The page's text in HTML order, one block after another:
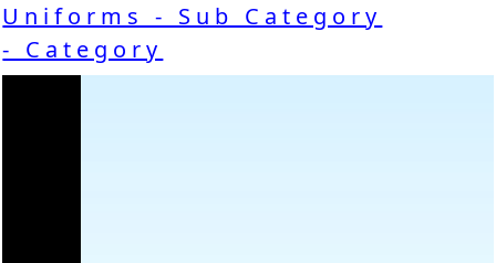
Uniforms - Sub Category
- Category